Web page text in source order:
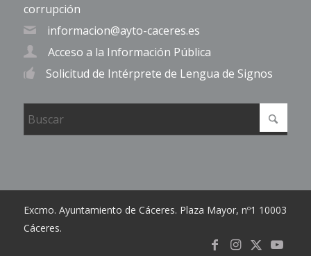
corrupción
informacion@ayto-caceres.es
Acceso a la Información Pública
Solicitud de Intérprete de Lengua de Signos
Excmo. Ayuntamiento de Cáceres. Plaza Mayor, nº1 10003
Cáceres.